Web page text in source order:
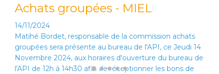
Achats groupées - MIEL
14/11/2024
Matihé Bordet, responsable de la commission achats
groupées sera présente au bureau de l'API, ce Jeudi 14
Novembre 2024, aux horaires d'ouverture du bureau de
l'API de 12h à 14h30 afin de réceptionner les bons de